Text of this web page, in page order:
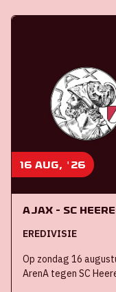
16 aug, '26
Ajax - SC
EREDIVISIE
Op zondag 16
ArenA tegen SC